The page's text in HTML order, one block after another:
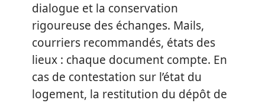
dialogue et la conservation
rigoureuse des échanges. Mails,
courriers recommandés, états des
lieux : chaque document compte. En
cas de contestation sur l’état du
logement, la restitution du dépôt de